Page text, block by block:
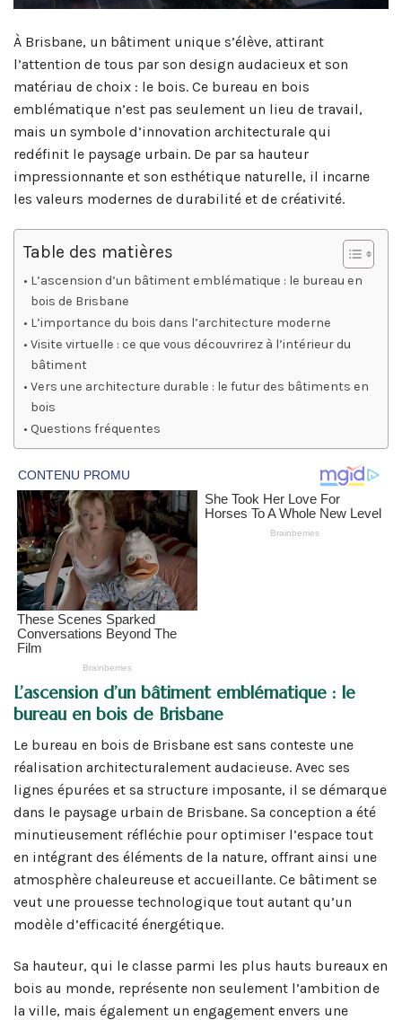
À Brisbane, un bâtiment unique s’élève, attirant
l’attention de tous par son design audacieux et son
matériau de choix : le bois. Ce bureau en bois
emblématique n’est pas seulement un lieu de travail,
mais un symbole d’innovation architecturale qui
redéfinit le paysage urbain. De par sa hauteur
impressionnante et son esthétique naturelle, il incarne
les valeurs modernes de durabilité et de créativité.
Table des matières
L’ascension d’un bâtiment emblématique : le bureau en
bois de Brisbane
L’importance du bois dans l’architecture moderne
Visite virtuelle : ce que vous découvrirez à l’intérieur du
bâtiment
Vers une architecture durable : le futur des bâtiments en
bois
Questions fréquentes
L’ascension d’un bâtiment emblématique : le
bureau en bois de Brisbane
Le bureau en bois de Brisbane est sans conteste une
réalisation architecturalement audacieuse. Avec ses
lignes épurées et sa structure imposante, il se démarque
dans le paysage urbain de Brisbane. Sa conception a été
minutieusement réfléchie pour optimiser l’espace tout
en intégrant des éléments de la nature, offrant ainsi une
atmosphère chaleureuse et accueillante. Ce bâtiment se
veut une prouesse technologique tout autant qu’un
modèle d’efficacité énergétique.
Sa hauteur, qui le classe parmi les plus hauts bureaux en
bois au monde, représente non seulement l’ambition de
la ville, mais également un engagement envers une